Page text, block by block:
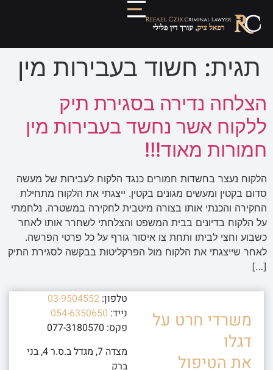
תגית: חשוד בעבירות מין
הצלחה נדירה בסגירת תיק
ללקוח אשר נחשד בעבירות מין
חמורות מאוד!!!
הלקוח נעצר בחשדות חמורים כנגד הלקוח לעבירות של מעשה
סדום בקטין ומעשים מגונים בקטין. ייצגתי את הלקוח מתחילת
החקירה והכנתי אותו בצורה מיטבית לחקירה במשטרה. נלחמתי
על הלקוח בדיונים בבית המשפט והצלחתי לשחרר אותו לאחר
כשבוע וחצי לביתו ותחת צו איסור גורף על כל פרטי הפרשה.
לאחר שייצגתי את הלקוח מול הפרקליטות בבקשה לסגירת התיק
[…]
משרדי חרט על
דגלו
את הטיפול
טלפון: 03-9504552
נייד: 054-6350650
פקס: 077-3180570
מצדה 7, מגדל ב.ס.ר 4, בני
ברק